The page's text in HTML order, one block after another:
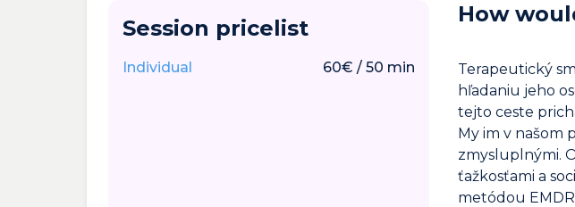
Session pricelist
Individual 60€ /50 min
How
Terapeutický
hľadaniu jeho
tejto ceste
My im v našom
zmysluplnými.
ťažkosťami a
metódou